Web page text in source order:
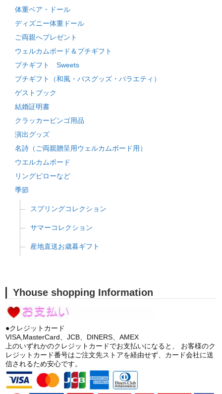
体重ベア・ドール
ディズニー体重ドール
ご両親へプレゼント
ウェルカムボード＆プチギフト
プチギフト Sweets
プチギフト（和風・バスグッズ・バラエティ）
ゲストブック
結婚証明書
クラッカービンゴ用品
演出グッズ
名詩（ご両親贈呈用ウェルカムボード用）
ウエルカムボード
リングピローなど
季節
スプリングコレクション
サマーコレクション
産地直送お歳暮ギフト
Yhouse shopping Information
●クレジットカード
VISA,MasterCard、JCB、DINERS、AMEX
上のいずれかのクレジットカードでお支払いになると、 お客様のク
レジットカード番号はご注文先ストアを経由せず、カード会社に送
信されるため安心です。